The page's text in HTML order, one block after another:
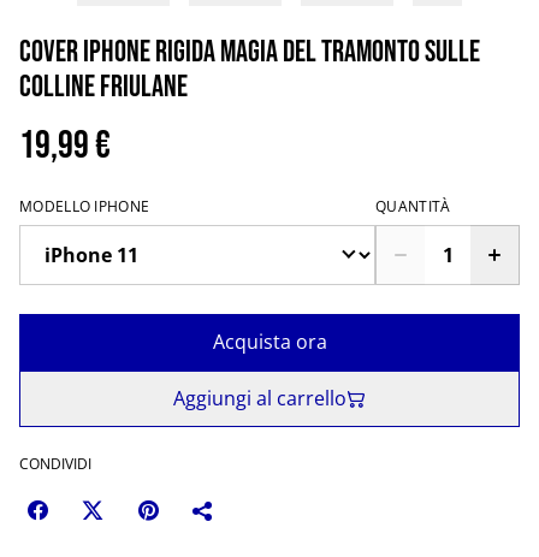
Cover iPhone rigida Magia del Tramonto sulle
Colline Friulane
19,99 €
MODELLO IPHONE QUANTITÀ
Acquista ora
Aggiungi al carrello
CONDIVIDI